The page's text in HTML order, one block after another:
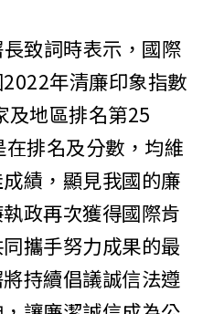
致詞時表示，國際
2022年清廉印象指數
及地區排名第25
排名及分數，均維
績，顯見我國的廉
政再次獲得國際肯
攜手努力成果的最
持續倡議誠信法遵